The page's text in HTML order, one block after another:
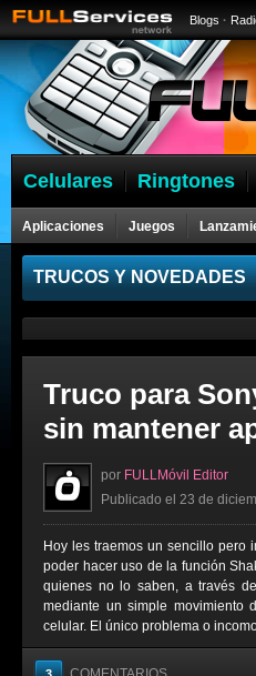
Blogs ·
Celulares Ringtones
Aplicaciones Juegos
Celulares
TRUCOS Y NOVEDADES
Truco para
sin mantener
por FULLMóvil Editor
Publicado el 23 de
Hoy les traemos un sencillo pero
poder hacer uso de la función
quienes no lo saben, a través
mediante un simple movimiento
celular. El único problema o